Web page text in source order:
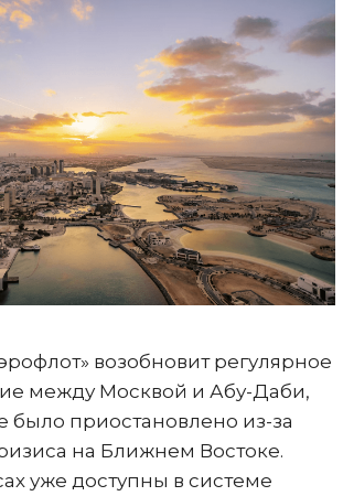
возобновит регулярное
между Москвой и Абу-Даби,
было приостановлено из-за
на Ближнем Востоке.
уже доступны в системе